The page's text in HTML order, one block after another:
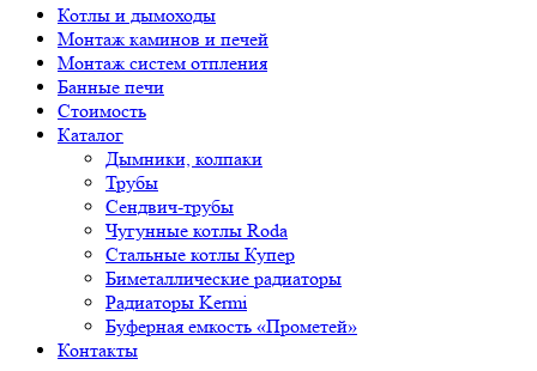
Котлы и дымоходы
Монтаж каминов и печей
Монтаж систем отпления
Банные печи
Стоимость
Каталог
Дымники, колпаки
Трубы
Сендвич-трубы
Чугунные котлы Roda
Стальные котлы Купер
Биметаллические радиаторы
Радиаторы Kermi
Буферная емкость «Прометей»
Контакты